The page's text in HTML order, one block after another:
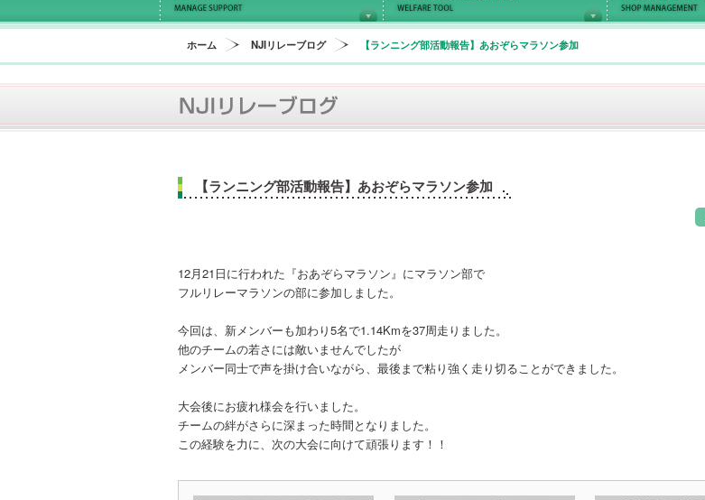
ホーム NJIリレーブログ 【ランニング部活動報告】あおぞらマラソン参加
【ランニング部活動報告】あおぞらマラソン参加
12月21日に行われた『おあぞらマラソン』にマラソン部で
フルリレーマラソンの部に参加しました。
今回は、新メンバーも加わり5名で1.14Kmを37周走りました。
他のチームの若さには敵いませんでしたが
メンバー同士で声を掛け合いながら、最後まで粘り強く走り切ることができました。
大会後にお疲れ様会を行いました。
チームの絆がさらに深まった時間となりました。
この経験を力に、次の大会に向けて頑張ります！！